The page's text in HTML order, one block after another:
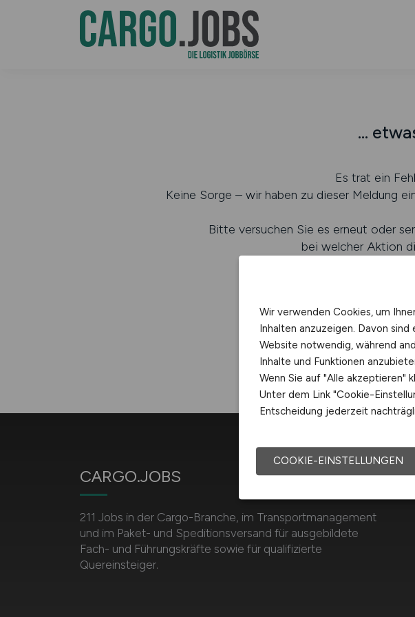
...
Es trat ein
Keine Sorge – wir haben zu dieser Meldung
Bitte versuchen Sie es erneut oder
bei welcher Aktion
CARGO.JOBS
211 Jobs in der Cargo-Branche, im Transportmanagement
und im Paket- und Speditionsversand für ausgebildete
Fach- und Führungskräfte sowie für qualifizierte
Quereinsteiger.
Wir verwenden Cookies, um
Inhalten anzuzeigen. Davon
Website notwendig, während
Inhalte und Funktionen
Wenn Sie auf "Alle akzeptieren"
Unter dem Link "Cookie-
Entscheidung jederzeit
COOKIE-EINSTELLUNGEN